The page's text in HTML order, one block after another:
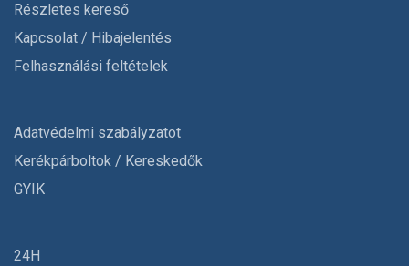
Részletes kereső
Kapcsolat / Hibajelentés
Felhasználási feltételek
Adatvédelmi szabályzatot
Kerékpárboltok / Kereskedők
GYIK
24H